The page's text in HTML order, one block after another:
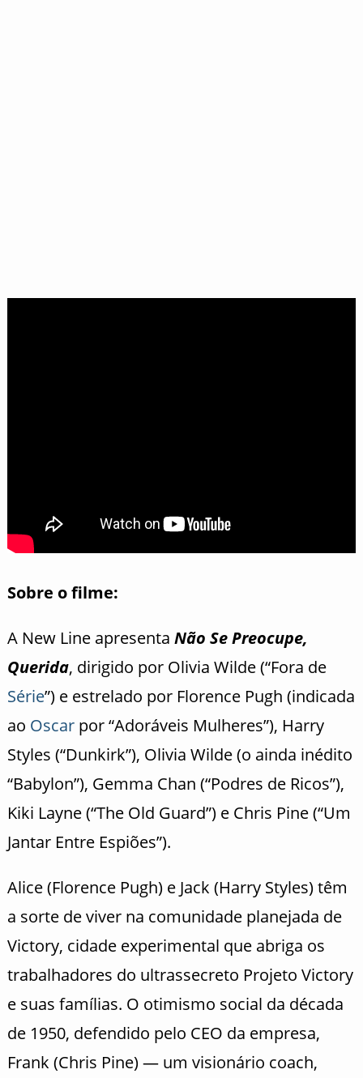
Sobre o filme:
A New Line apresenta Não Se Preocupe,
Querida, dirigido por Olivia Wilde (“Fora de
Série”) e estrelado por Florence Pugh (indicada
ao Oscarpor “Adoráveis Mulheres”), Harry
Styles (“Dunkirk”), Olivia Wilde (o ainda inédito
“Babylon”), Gemma Chan (“Podres de Ricos”),
Kiki Layne (“The Old Guard”) e Chris Pine (“Um
Jantar Entre Espiões”).
Alice (Florence Pugh) e Jack (Harry Styles) têm
a sorte de viver na comunidade planejada de
Victory, cidade experimental que abriga os
trabalhadores do ultrassecreto Projeto Victory
e suas famílias. O otimismo social da década
de 1950, defendido pelo CEO da empresa,
Frank (Chris Pine) — um visionário coach,